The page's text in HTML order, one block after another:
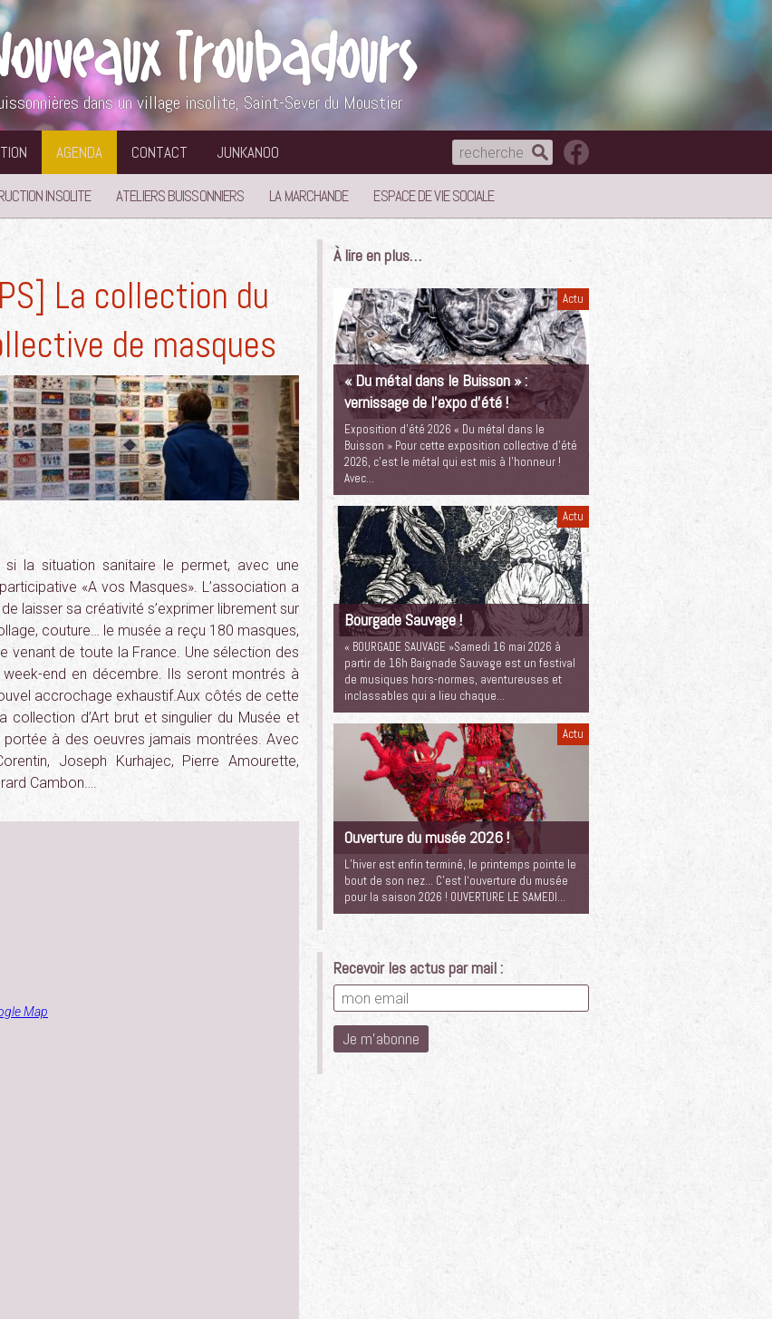
dans un village insolite, Saint-Sever du Moustier
AGENDA CONTACT JUNKANOO
INSOLITE ATELIERS BUISSONNIERS LA MARCHANDE ESPACE DE VIE SOCIALE
La collection du
de masques
la situation sanitaire le permet, avec une
«A vos Masques». L’association a
laisser sa créativité s’exprimer librement sur
couture… le musée a reçu 180 masques,
venant de toute la France. Une sélection des
end en décembre. Ils seront montrés à
accrochage exhaustif.Aux côtés de cette
d’Art brut et singulier du Musée et
à des oeuvres jamais montrées. Avec
Joseph Kurhajec, Pierre Amourette,
Cambon….
Map
À lire en plus…
Actu
« Du métal dans le Buisson » :
vernissage de l’expo d’été !
Exposition d’été 2026 « Du métal dans le
Buisson » Pour cette exposition collective d’été
2026, c’est le métal qui est mis à l’honneur !
Avec…
Actu
Bourgade Sauvage !
« BOURGADE SAUVAGE »Samedi 16 mai 2026 à
partir de 16h Baignade Sauvage est un festival
de musiques hors-normes, aventureuses et
inclassables qui a lieu chaque…
Actu
Ouverture du musée 2026 !
L’hiver est enfin terminé, le printemps pointe le
bout de son nez… C’est l‘ouverture du musée
pour la saison 2026 ! OUVERTURE LE SAMEDI…
Recevoir les actus par mail :